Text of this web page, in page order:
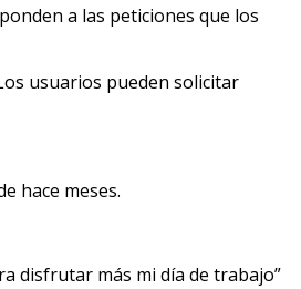
a las peticiones que los
usuarios pueden solicitar
hace meses.
disfrutar más mi día de trabajo”